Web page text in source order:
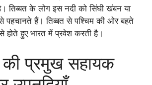
तिब्बत के लोग इस नदी को सिंघी खंबन या
हैं। तिब्बत से पश्चिम की ओर बहते
होते हुए भारत में प्रवेश करती है।
की प्रमुख सहायक